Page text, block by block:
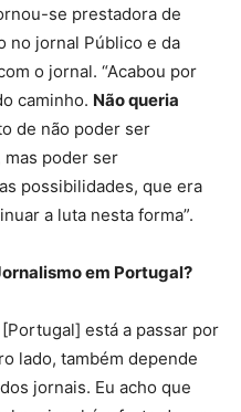
se prestadora de
no jornal Público e da
o jornal. “Acabou por
caminho. Não queria
de não poder ser
mas poder ser
possibilidades, que era
a luta nesta forma”.
em Portugal?
está a passar por
lado, também depende
jornais. Eu acho que